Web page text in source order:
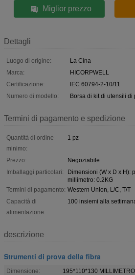
Miglior prezzo
Dettagli
Luogo di origine:
La Cina
Marca:
HICORPWELL
Certificazione:
IEC 60794-2-10/11
Numero di modello:
Borsa di kit di utensili
Termini di pagamento e spedizione
Quantità di ordine
minimo:
1 pz
Prezzo:
Negoziabile
Imballaggi particolari:
Dimensioni (W x D x H):
millimetro: 0.2KG
Termini di pagamento: Western Union, L/C, T/T
Capacità di
alimentazione:
100 insiemi alla
descrizione
Strumenti di prova della fibra
Dimensione:
195*110*130 MILLIMETRO